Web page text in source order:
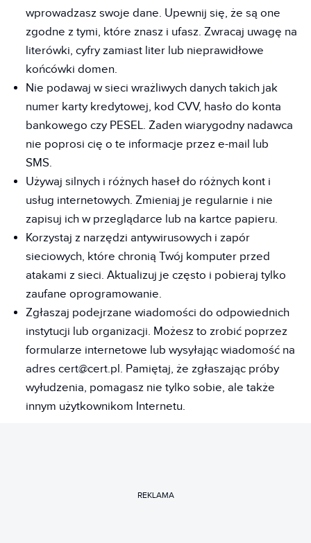
wprowadzasz swoje dane. Upewnij się, że są one
zgodne z tymi, które znasz i ufasz. Zwracaj uwagę na
literówki, cyfry zamiast liter lub nieprawidłowe
końcówki domen.
Nie podawaj w sieci wrażliwych danych takich jak
numer karty kredytowej, kod CVV, hasło do konta
bankowego czy PESEL. Żaden wiarygodny nadawca
nie poprosi cię o te informacje przez e-mail lub
SMS.
Używaj silnych i różnych haseł do różnych kont i
usług internetowych. Zmieniaj je regularnie i nie
zapisuj ich w przeglądarce lub na kartce papieru.
Korzystaj z narzędzi antywirusowych i zapór
sieciowych, które chronią Twój komputer przed
atakami z sieci. Aktualizuj je często i pobieraj tylko
zaufane oprogramowanie.
Zgłaszaj podejrzane wiadomości do odpowiednich
instytucji lub organizacji. Możesz to zrobić poprzez
formularze internetowe lub wysyłając wiadomość na
adres cert@cert.pl. Pamiętaj, że zgłaszając próby
wyłudzenia, pomagasz nie tylko sobie, ale także
innym użytkownikom Internetu.
REKLAMA